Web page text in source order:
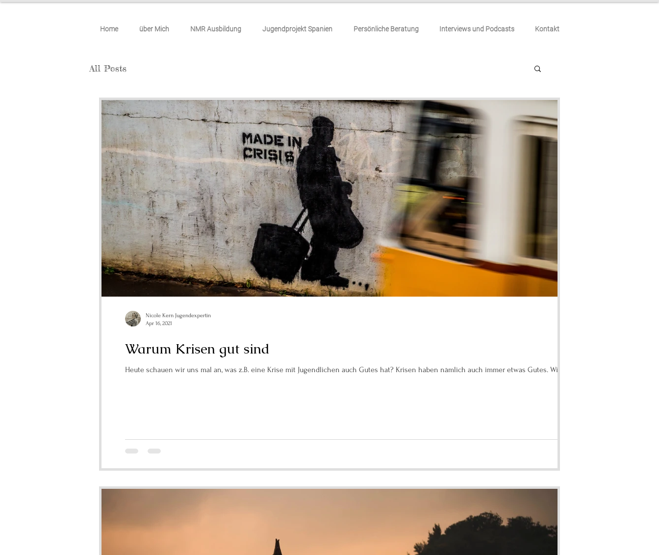
Home über Mich NMR Ausbildung Jugendprojekt Spanien Persönliche Beratung Interviews und Podcasts Kontakt
All Posts
Warum Krisen gut sind
Heute schauen wir uns mal an, was z.B. eine Krise mit Jugendlichen auch Gutes hat? Krisen haben nämlich auch immer etwas Gutes. Wie...
Nicole Kern Jugendexpertin
Apr 16, 2021